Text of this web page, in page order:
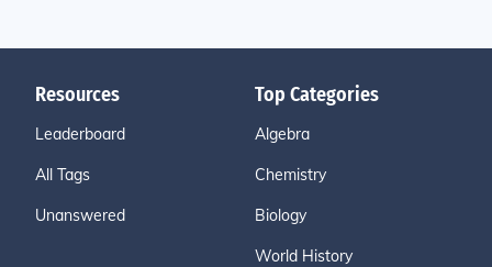
Resources
Leaderboard
All Tags
Unanswered
Top Categories
Algebra
Chemistry
Biology
World History